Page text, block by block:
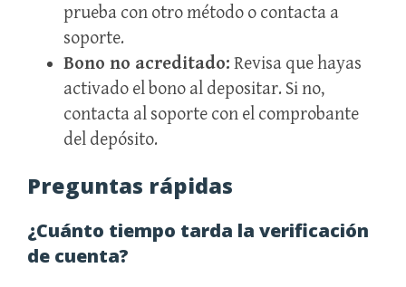
prueba con otro método o contacta a
soporte.
Bono no acreditado: Revisa que hayas
activado el bono al depositar. Si no,
contacta al soporte con el comprobante
del depósito.
Preguntas rápidas
¿Cuánto tiempo tarda la verificación
de cuenta?